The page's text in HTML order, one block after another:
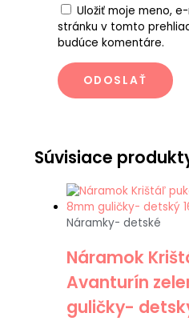
Uložiť moje meno,
stránku v tomto
budúce komentáre.
Súvisiace
Náramky- detské
Náramok
Avanturín
guličky-